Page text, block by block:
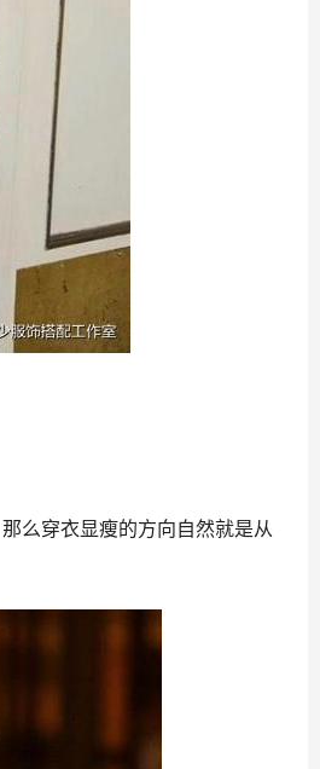
么穿衣显瘦的方向自然就是从